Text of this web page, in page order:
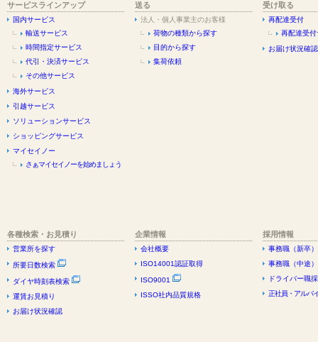
サービスラインアップ
国内サービス
輸送サービス
時間指定サービス
代引・決済サービス
その他サービス
海外サービス
引越サービス
ソリューションサービス
ショッピングサービス
マイセイノー
さぁマイセイノーを始めましょう
送る
法人・個人事業主のお客様
荷物の種類から探す
目的から探す
集荷依頼
受け取る
再配達受付
再配達受
お届け状況確認
各種検索・お見積り
営業所を探す
所要日数検索
ダイヤ時刻表検索
運賃お見積り
お届け状況確認
企業情報
会社概要
ISO14001認証取得
ISO9001
ISSO社内品質規格
採用情報
事務職（新卒
事務職（中途
ドライバー職
正社員・アルバ